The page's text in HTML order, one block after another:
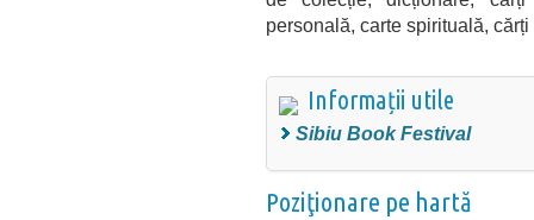
personală, carte spirituală,
Informații utile
Sibiu Book Festival
Poziţionare pe hartă